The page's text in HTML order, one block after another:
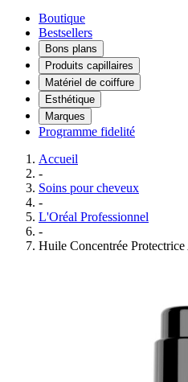
Boutique
Bestsellers
Bons plans
Produits capillaires
Matériel de coiffure
Esthétique
Marques
Programme fidelité
Accueil
-
Soins pour cheveux
-
L'Oréal Professionnel
-
Huile Concentrée